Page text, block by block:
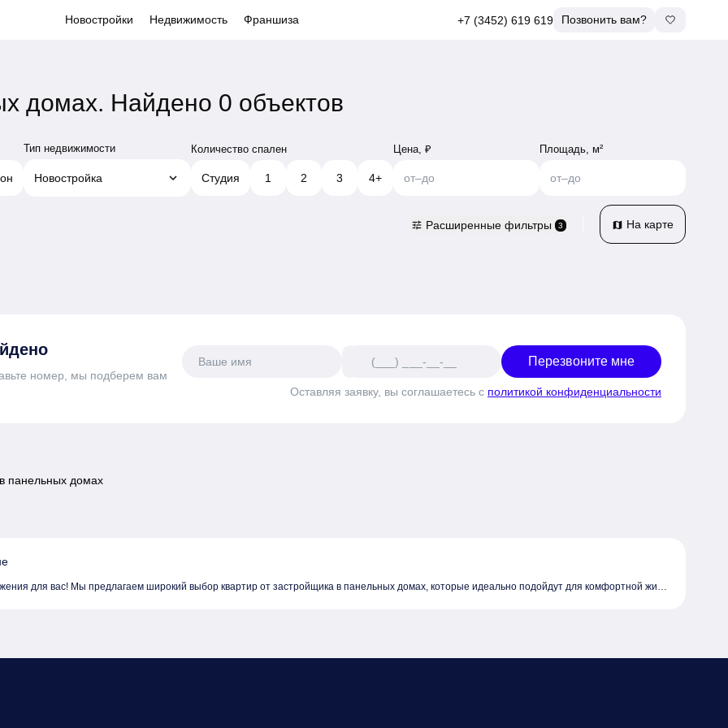
Новостройки Недвижимость Франшиза +7 (3452) 619 619 Позвонить вам?
домах. Найдено 0 объектов
Тип недвижимости
Новостройка keyboard_arrow_down
Количество спален
Студия 1 2 3 4+
Цена, ₽
от–до
Площадь, м²
от–до
tune Расширенные фильтры 3 map На карте
номер, мы подберем вам
Перезвоните мне
Оставляя заявку, вы соглашаетесь с политикой конфиденциальности
панельных домах
для вас! Мы предлагаем широкий выбор квартир от застройщика в панельных домах, которые идеально подойдут для комфортной жизн
еще более привлекательным. Не упустите шанс Купить квартиру в новостройке в панельном доме и стать владельцем своего уютного у